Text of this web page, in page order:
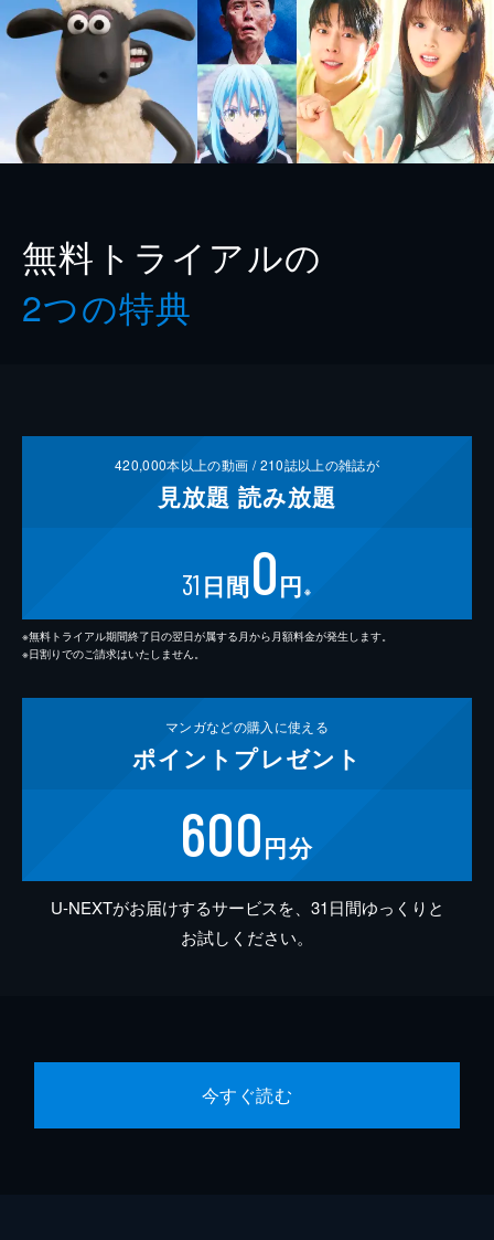
無料トライアルの
2つの特典
420,000本以上の動画 /210誌以上の雑誌が
見放題 読み放題
31 日間0円 ※
※無料トライアル期間終了日の翌日が属する月から月額料金が発生します。
※日割りでのご請求はいたしません。
マンガなどの購入に使える
ポイント プレゼント
600円分
U-NEXTがお届けするサービスを、31日間ゆっくりと
お試しください。
今すぐ読む